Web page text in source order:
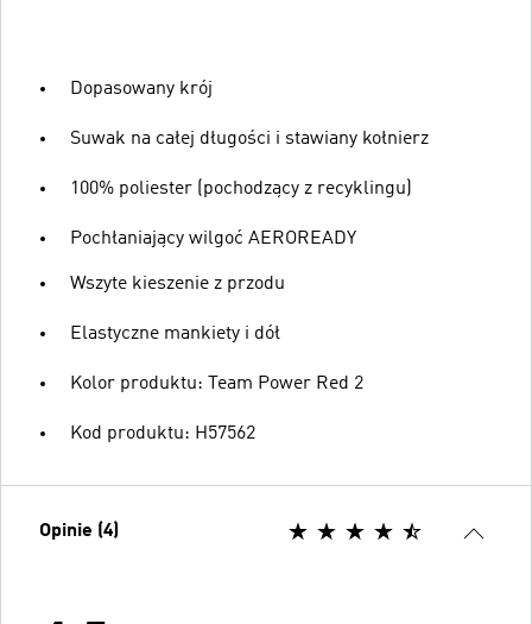
Dopasowany krój
Suwak na całej długości i stawiany kołnierz
100% poliester (pochodzący z recyklingu)
Pochłaniający wilgoć AEROREADY
Wszyte kieszenie z przodu
Elastyczne mankiety i dół
Kolor produktu: Team Power Red 2
Kod produktu: H57562
Opinie (4)